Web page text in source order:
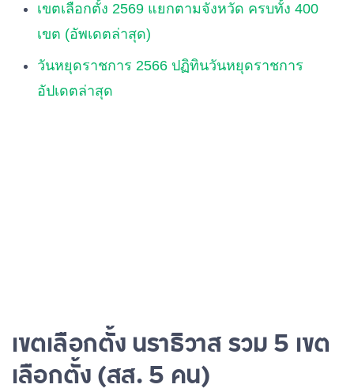
เขตเลือกตั้ง 2569 แยกตามจังหวัด ครบทั้ง 400
เขต (อัพเดตล่าสุด)
วันหยุดราชการ 2566 ปฏิทินวันหยุดราชการ
อัปเดตล่าสุด
เขตเลือกตั้ง นราธิวาส รวม 5 เขต
เลือกตั้ง (สส. 5 คน)